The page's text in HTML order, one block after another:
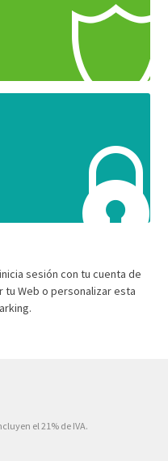
sesión con tu cuenta de
tu Web o personalizar esta
el 21% de IVA.